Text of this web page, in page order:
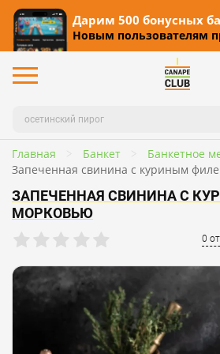
Дарим 500 бонусных
Новым пользователям
Главная Банкет
Банкетное
Запеченная свинина с куриным
ЗАПЕЧЕННАЯ СВИНИНА С
МОРКОВЬЮ
0